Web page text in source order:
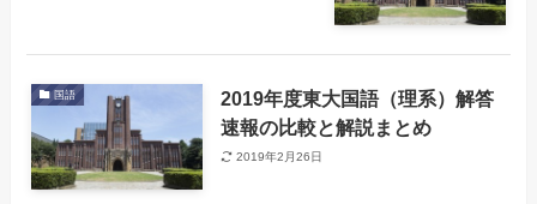
国語
2019年度東大国語（理系）解答
速報の比較と解説まとめ
2019年2月26日